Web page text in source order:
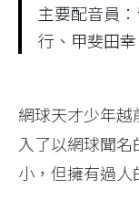
主要配音員
行、甲斐田
網球天才少年
入了以網球聞
小，但擁有過人